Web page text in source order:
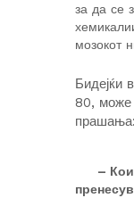
за да се
мозокот
Бидејќи
80, може
прашања:
–